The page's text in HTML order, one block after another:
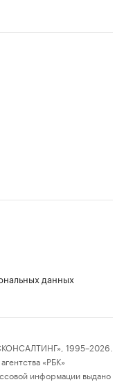
данных
1995–2026.
«РБК»
информации выдано